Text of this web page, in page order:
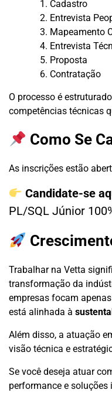
Cadastro
Entrevista
Mapeamento
Entrevista
Proposta
Contratação
O processo é
competências técnicas
Como Se
As inscrições estão
Candidate-se
PL/SQL Júnior
Trabalhar na Vetta
transformação da
empresas focam
está alinhada à
Além disso, a atuação
visão técnica e
Se você deseja atuar
performance e